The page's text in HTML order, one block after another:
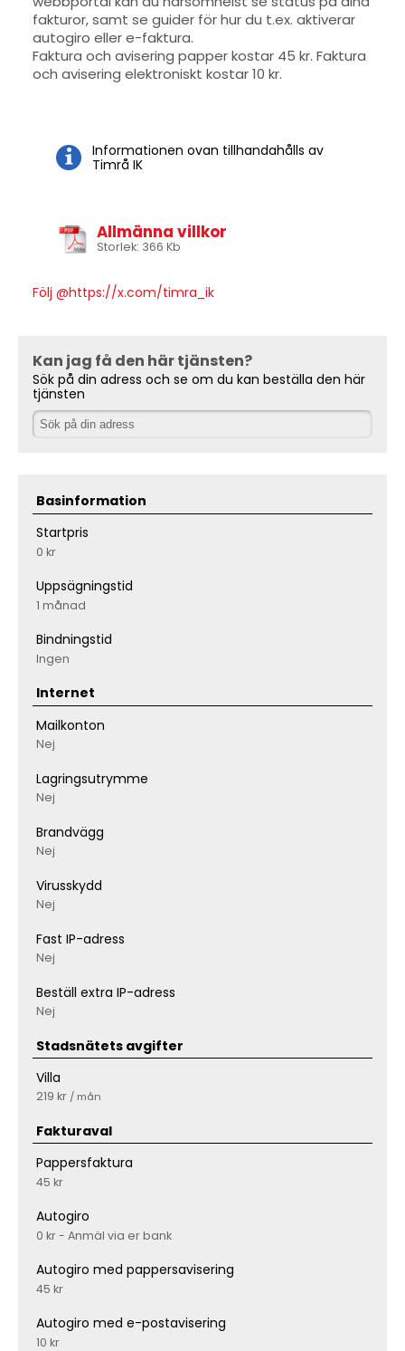
fakturor, samt se guider för hur du t.ex. aktiverar
autogiro eller e-faktura.
Faktura och avisering papper kostar 45 kr. Faktura
och avisering elektroniskt kostar 10 kr.
Informationen ovan tillhandahålls av
Timrå IK
Allmänna villkor
Storlek: 366 Kb
Följ @https://x.com/timra_ik
Kan jag få den här tjänsten?
Sök på din adress och se om du kan beställa den här
tjänsten
Basinformation
Startpris
0 kr
Uppsägningstid
1 månad
Bindningstid
Ingen
Internet
Mailkonton
Nej
Lagringsutrymme
Nej
Brandvägg
Nej
Virusskydd
Nej
Fast IP-adress
Nej
Beställ extra IP-adress
Nej
Stadsnätets avgifter
Villa
219 kr/ mån
Fakturaval
Pappersfaktura
45 kr
Autogiro
0 kr - Anmäl via er bank
Autogiro med pappersavisering
45 kr
Autogiro med e-postavisering
10 kr